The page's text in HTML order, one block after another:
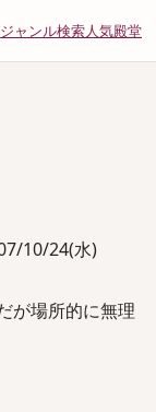
ジャンル検索人気殿堂
10/24(水)
が場所的に無理